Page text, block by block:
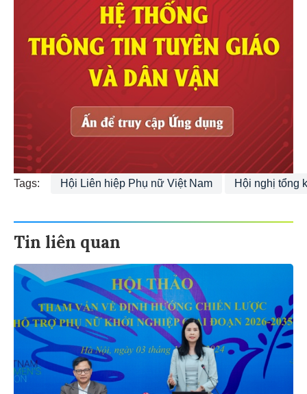
Tags: Hội Liên hiệp Phụ nữ Việt Nam Hội nghị tổng
Tin liên quan